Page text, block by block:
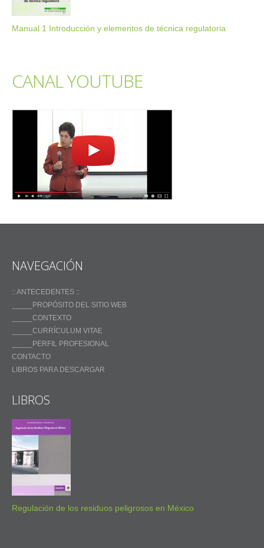
Manual 1 Introducción y elementos de técnica regulatoria
CANAL YOUTUBE
NAVEGACIÓN
:: ANTECEDENTES ::
_____PROPÓSITO DEL SITIO WEB
_____CONTEXTO
_____CURRÍCULUM VITAE
_____PERFIL PROFESIONAL
CONTACTO
LIBROS PARA DESCARGAR
LIBROS
Regulación de los residuos peligrosos en México